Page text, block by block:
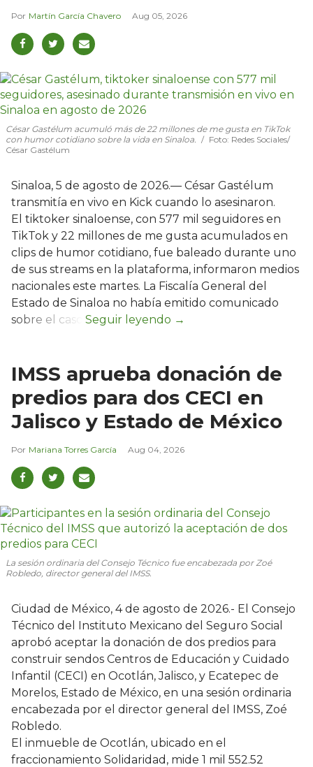
Martín García Chavero Aug 05, 2026
César Gastélum acumuló más de 22 millones de me gusta en TikTok
con humor cotidiano sobre la vida en Sinaloa.
Foto: Redes Sociales/
César Gastélum
Sinaloa, 5 de agosto de 2026.— César Gastélum
transmitía en vivo en Kick cuando lo asesinaron.
El tiktoker sinaloense, con 577 mil seguidores en
TikTok y 22 millones de me gusta acumulados en
clips de humor cotidiano, fue baleado durante uno
de sus streams en la plataforma, informaron medios
nacionales este martes. La Fiscalía General del
Estado de Sinaloa no había emitido comunicado
sobre el caso.
IMSS aprueba donación de
predios para dos CECI en
Jalisco y Estado de México
Mariana Torres García Aug 04, 2026
La sesión ordinaria del Consejo Técnico fue encabezada por Zoé
Robledo, director general del IMSS.
Ciudad de México, 4 de agosto de 2026.- El Consejo
Técnico del Instituto Mexicano del Seguro Social
aprobó aceptar la donación de dos predios para
construir sendos Centros de Educación y Cuidado
Infantil (CECI) en Ocotlán, Jalisco, y Ecatepec de
Morelos, Estado de México, en una sesión ordinaria
encabezada por el director general del IMSS, Zoé
Robledo.
El inmueble de Ocotlán, ubicado en el
fraccionamiento Solidaridad, mide 1 mil 552.52